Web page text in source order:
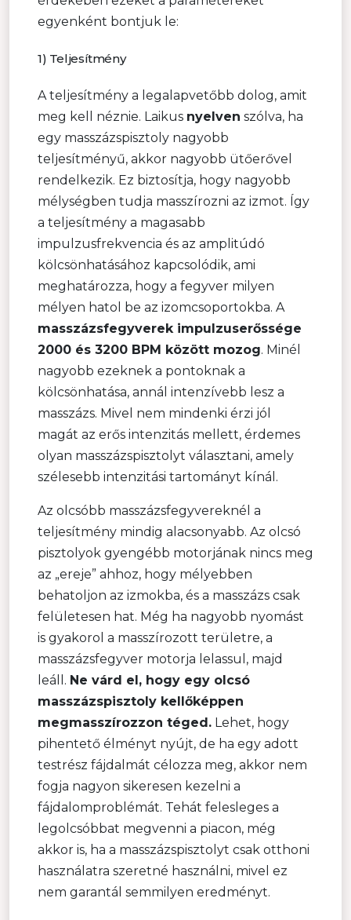
egyenként bontjuk le:
1) Teljesítmény
A teljesítmény a legalapvetőbb dolog, amit
meg kell néznie. Laikus nyelven szólva, ha
egy masszázspisztoly nagyobb
teljesítményű, akkor nagyobb ütőerővel
rendelkezik. Ez biztosítja, hogy nagyobb
mélységben tudja masszírozni az izmot. Így
a teljesítmény a magasabb
impulzusfrekvencia és az amplitúdó
kölcsönhatásához kapcsolódik, ami
meghatározza, hogy a fegyver milyen
mélyen hatol be az izomcsoportokba. A
masszázsfegyverek impulzuserőssége
2000 és 3200 BPM között mozog. Minél
nagyobb ezeknek a pontoknak a
kölcsönhatása, annál intenzívebb lesz a
masszázs. Mivel nem mindenki érzi jól
magát az erős intenzitás mellett, érdemes
olyan masszázspisztolyt választani, amely
szélesebb intenzitási tartományt kínál.
Az olcsóbb masszázsfegyvereknél a
teljesítmény mindig alacsonyabb. Az olcsó
pisztolyok gyengébb motorjának nincs meg
az „ereje” ahhoz, hogy mélyebben
behatoljon az izmokba, és a masszázs csak
felületesen hat. Még ha nagyobb nyomást
is gyakorol a masszírozott területre, a
masszázsfegyver motorja lelassul, majd
leáll. Ne várd el, hogy egy olcsó
masszázspisztoly kellőképpen
megmasszírozzon téged. Lehet, hogy
pihentető élményt nyújt, de ha egy adott
testrész fájdalmát célozza meg, akkor nem
fogja nagyon sikeresen kezelni a
fájdalomproblémát. Tehát felesleges a
legolcsóbbat megvenni a piacon, még
akkor is, ha a masszázspisztolyt csak otthoni
használatra szeretné használni, mivel ez
nem garantál semmilyen eredményt.